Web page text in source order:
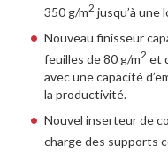
350 g/m2 jusqu’à une
Nouveau finisseur
feuilles de 80 g/m2 et
avec une capacité
la productivité.
Nouvel inserteur de
charge des supports